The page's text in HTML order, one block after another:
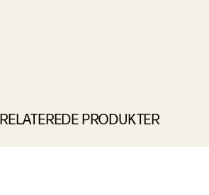
RELATEREDE PRODUKTER